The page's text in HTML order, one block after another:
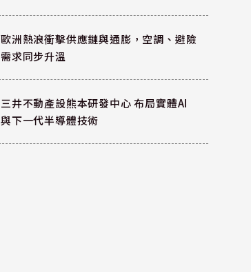
歐洲熱浪衝擊供應鏈與通膨，空調、避險
需求同步升溫
三井不動產設熊本研發中心 布局實體AI
與下一代半導體技術